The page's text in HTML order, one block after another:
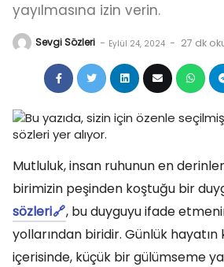
yayılmasına izin verin.
Sevgi Sözleri - Eylül 24, 2024 - 27 dk
Mutluluk, insan ruhunun en
birimizin peşinden koştuğu bir
sözleri
, bu duyguyu ifade
yollarından biridir. Günlük hayatın
içerisinde, küçük bir gülümseme